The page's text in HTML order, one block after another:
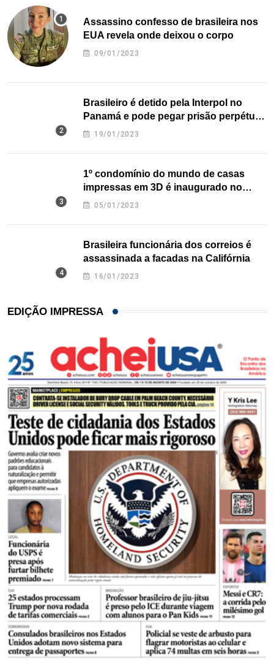
Assassino confesso de brasileira nos
EUA revela onde deixou o corpo
09/01/2023
Brasileiro é detido pela Interpol no
Panamá e pode pegar prisão perpétua
nos EUA
19/01/2023
1º condomínio do mundo de casas
impressas em 3D é inaugurado no
Texas
05/01/2023
Brasileira funcionária dos correios é
assassinada a facadas na Califórnia
16/01/2023
EDIÇÃO IMPRESSA